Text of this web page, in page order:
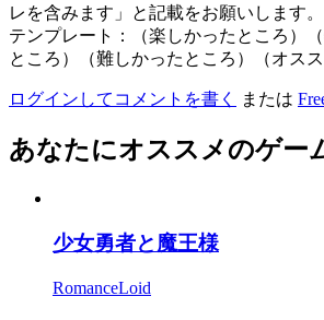
レを含みます」と記載をお願いします。
テンプレート：（楽しかったところ）
ところ）（難しかったところ）（オスス
ログインしてコメントを書く または
あなたにオススメのゲー
少女勇者と魔王様
RomanceLoid